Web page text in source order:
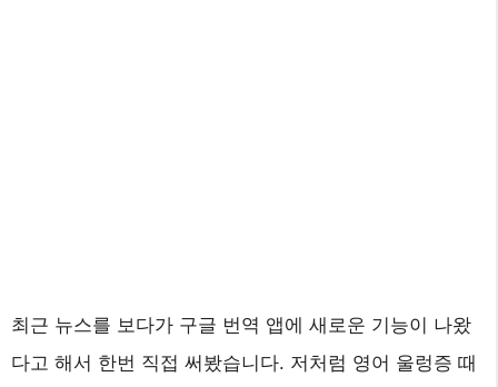
최근 뉴스를 보다가 구글 번역 앱에 새로운 기능이 나왔
다고 해서 한번 직접 써봤습니다. 저처럼 영어 울렁증 때